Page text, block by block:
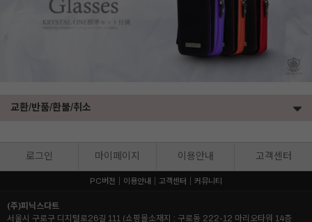
교환/반품/환불/취소
로그인 마이페이지 이용안내 고객센터
PC버전 이용안내 고객센터 커뮤니티
(주)피닉스다트
서울시 구로구 디지털로26길 111 (쇼핑몰소재지 : 구로동 222-12 마리오타워 14층